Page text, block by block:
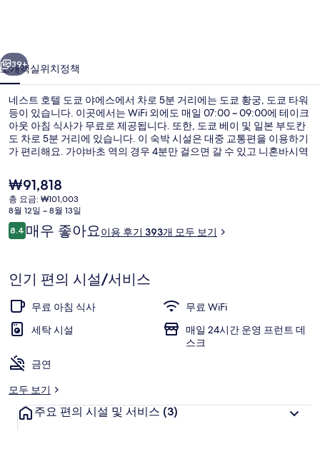
야
에
스
의
사
진
갤
러
리
39+
소개객실위치정책
네스트 호텔 도쿄 야에스에서 차로 5분 거리에는 도쿄 황궁, 도쿄 타워
등이 있습니다. 이곳에서는 WiFi 외에도 매일 07:00 ~ 09:00에 테이크
아웃 아침 식사가 무료로 제공됩니다. 또한, 도쿄 베이 및 일본 부도칸
도 차로 5분 거리에 있습니다. 이 숙박 시설은 대중 교통편을 이용하기
가 편리해요. 가야바초 역의 경우 4분만 걸으면 갈 수 있고 니혼바시역
현
재
가
격
은
₩91,818
총 요금: ₩101,003
8월 12일 ~ 8월 13일
이
용
기
8.410점 만점 중 8.4점.
매우 좋아요이용 후기 393개 모두 보기
인기 편의 시설/서비스
무료 아침 식사
무료 WiFi
세탁 시설
매일 24시간 운영 프런트 데
스크
금연
모두 보기
주요 편의 시설 및 서비스 (3)